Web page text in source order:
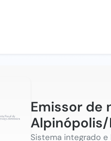
Emissor de
Alpinópolis/
Sistema integrado e